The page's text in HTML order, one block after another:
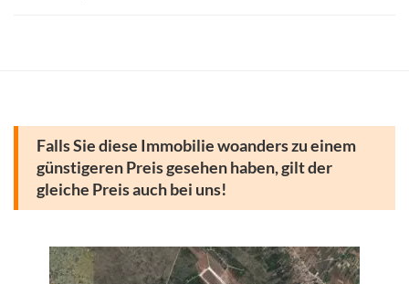
Falls Sie diese Immobilie woanders zu einem
günstigeren Preis gesehen haben, gilt der
gleiche Preis auch bei uns!